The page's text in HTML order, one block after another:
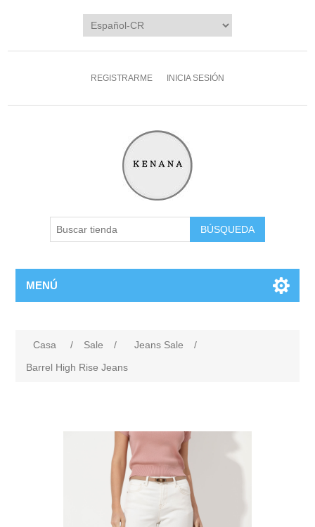
REGISTRARME INICIA SESIÓN
MENÚ
Casa / Sale / Jeans Sale
/
Barrel High Rise Jeans